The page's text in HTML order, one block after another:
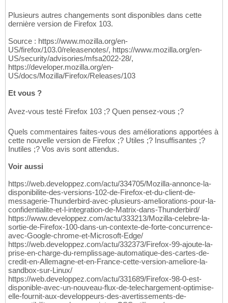
Plusieurs autres changements sont disponibles dans cette
dernière version de Firefox 103.
Source : https://www.mozilla.org/en-
US/firefox/103.0/releasenotes/, https://www.mozilla.org/en-
US/security/advisories/mfsa2022-28/,
https://developer.mozilla.org/en-
US/docs/Mozilla/Firefox/Releases/103
Et vous ?
Avez-vous testé Firefox 103 ;? Quen pensez-vous ;?
Quels commentaires faites-vous des améliorations apportées à
cette nouvelle version de Firefox ;? Utiles ;? Insuffisantes ;?
Inutiles ;? Vos avis sont attendus.
Voir aussi
https://web.developpez.com/actu/334705/Mozilla-annonce-la-
disponibilite-des-versions-102-de-Firefox-et-du-client-de-
messagerie-Thunderbird-avec-plusieurs-ameliorations-pour-la-
confidentialite-et-l-integration-de-Matrix-dans-Thunderbird/
https://www.developpez.com/actu/333213/Mozilla-celebre-la-
sortie-de-Firefox-100-dans-un-contexte-de-forte-concurrence-
avec-Google-chrome-et-Microsoft-Edge/
https://web.developpez.com/actu/332373/Firefox-99-ajoute-la-
prise-en-charge-du-remplissage-automatique-des-cartes-de-
credit-en-Allemagne-et-en-France-cette-version-ameliore-la-
sandbox-sur-Linux/
https://web.developpez.com/actu/331689/Firefox-98-0-est-
disponible-avec-un-nouveau-flux-de-telechargement-optimise-
elle-fournit-aux-developpeurs-des-avertissements-de-